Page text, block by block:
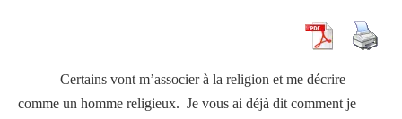
Certains vont m’associer à la religion et me décrire
comme un homme religieux. Je vous ai déjà dit comment je